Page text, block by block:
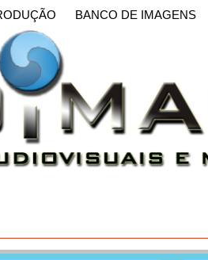
BANCO DE IMAGENS